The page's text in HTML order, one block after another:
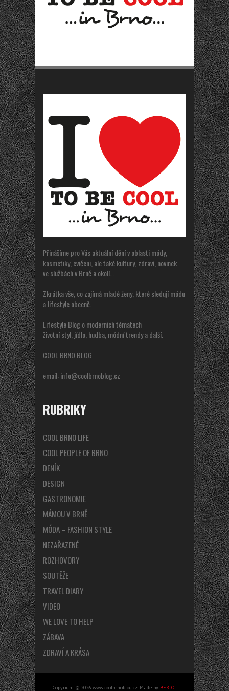
Přinášíme pro Vás aktuální dění v oblasti módy,
kosmetiky, cvičeni, ale také kultury, zdraví, novinek
ve službách v Brně a okolí…
Zkrátka vše, co zajímá mladé ženy, které sledují módu
a lifestyle obecně.
Lifestyle Blog o moderních tématech
životní styl, jídlo, hudba, módní trendy a další.
COOL BRNO BLOG
email:info@coolbrnoblog.cz
RUBRIKY
COOL BRNO LIFE
COOL PEOPLE OF BRNO
DENÍK
DESIGN
GASTRONOMIE
MÁMOU V BRNĚ
MÓDA – FASHION STYLE
NEZAŘAZENÉ
ROZHOVORY
SOUTĚŽE
TRAVEL DIARY
VIDEO
WE LOVE TO HELP
ZÁBAVA
ZDRAVÍ A KRÁSA
Copyright © 2026 www.coolbrnoblog.cz. Made by BERTO!